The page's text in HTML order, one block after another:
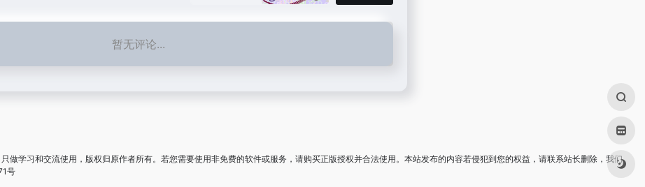
暂无评论...
做学习和交流使用，版权归原作者所有。若您需要使用非免费的软件或服务，请购买正版授权并合法使用。本站发布的内容若侵犯到您的权益，请联系站长删除，我们
号